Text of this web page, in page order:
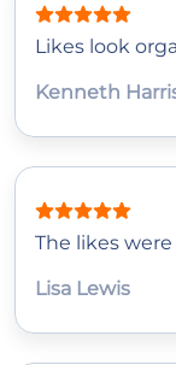
Likes look
Kenneth
The likes
Lisa Lewis